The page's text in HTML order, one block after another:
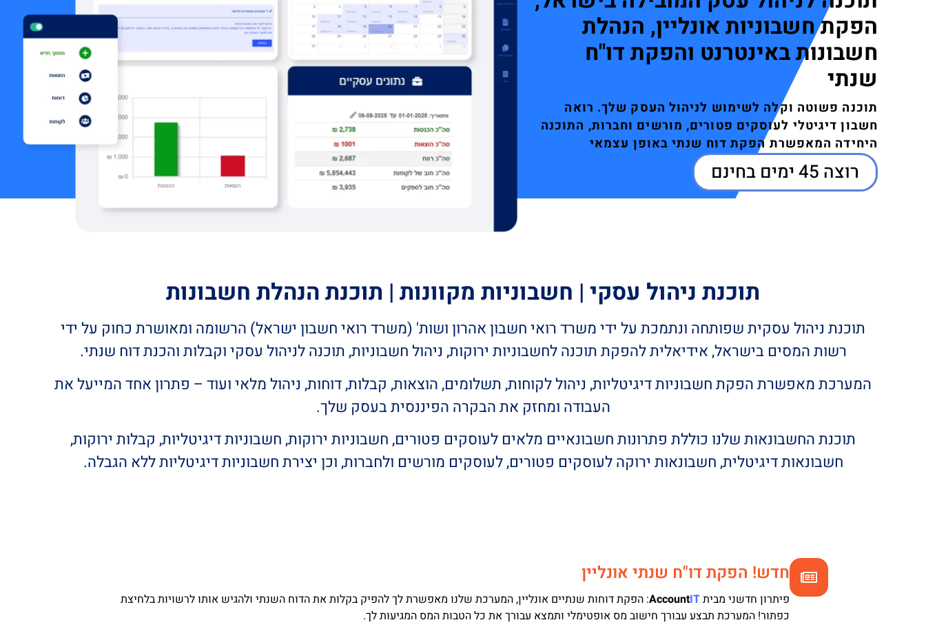
הפקת חשבוניות אונליין, הנהלת
חשבונות באינטרנט והפקת דו"ח
שנתי
תוכנה פשוטה וקלה לשימוש לניהול העסק שלך. רואה
חשבון דיגיטלי לעוסקים פטורים, מורשים וחברות, התוכנה
היחידה המאפשרת הפקת דוח שנתי באופן עצמאי
רוצה 45 ימים בחינם
תוכנת ניהול עסקי | חשבוניות מקוונות | תוכנת הנהלת חשבונות
תוכנת ניהול עסקית שפותחה ונתמכת על ידי משרד רואי חשבון אהרון ושות' (משרד רואי חשבון ישראל) הרשומה ומאושרת כחוק על ידי
רשות המסים בישראל, אידיאלית להפקת תוכנה לחשבוניות ירוקות, ניהול חשבוניות, תוכנה לניהול עסקי וקבלות והכנת דוח שנתי.
המערכת מאפשרת הפקת חשבוניות דיגיטליות, ניהול לקוחות, תשלומים, הוצאות, קבלות, דוחות, ניהול מלאי ועוד – פתרון אחד המייעל את
העבודה ומחזק את הבקרה הפיננסית בעסק שלך.
תוכנת החשבונאות שלנו כוללת פתרונות חשבונאיים מלאים לעוסקים פטורים, חשבוניות ירוקות, חשבוניות דיגיטליות, קבלות ירוקות,
חשבונאות דיגיטלית, חשבונאות ירוקה לעוסקים פטורים, לעוסקים מורשים ולחברות, וכן יצירת חשבוניות דיגיטליות ללא הגבלה.
חדש! הפקת דו"ח שנתי אונליין
פיתרון חדשני מבית AccountIT
: הפקת דוחות שנתיים אונליין, המערכת שלנו מאפשרת לך להפיק בקלות את הדוח השנתי ולהגיש אותו לרשויות בלחיצת
כפתור! המערכת תבצע עבורך חישוב מס אופטימלי ותמצא עבורך את כל הטבות המס המגיעות לך.